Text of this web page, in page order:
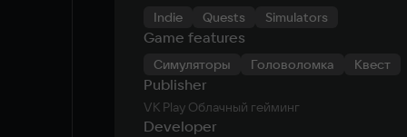
Indie Quests Simulators
Game features
Симуляторы Головоломка Квест
Publisher
VK Play Облачный гейминг
Developer